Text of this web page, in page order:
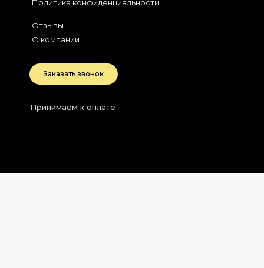
Политика конфиденциальности
Отзывы
О компании
Заказать звонок
Принимаем к оплате